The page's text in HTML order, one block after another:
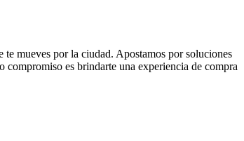
mueves por la ciudad. Apostamos por soluciones
compromiso es brindarte una experiencia de compra